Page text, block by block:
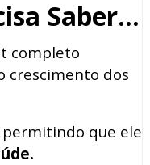
Saber…
completo
crescimento dos
permitindo que ele